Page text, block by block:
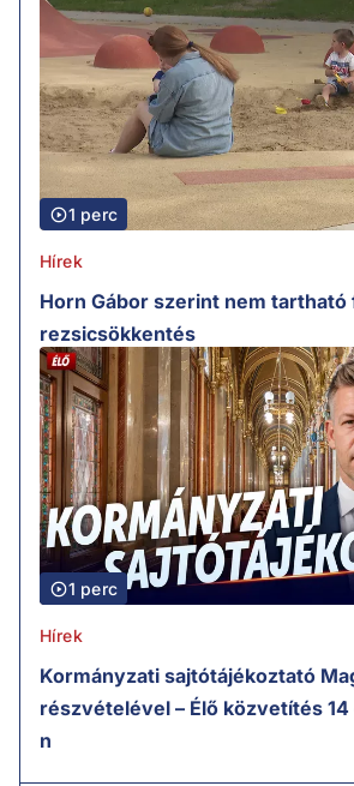
1 perc
Hírek
Horn Gábor szerint nem tartható
rezsicsökkentés
1 perc
Hírek
Kormányzati sajtótájékoztató
részvételével – Élő közvetítés
n